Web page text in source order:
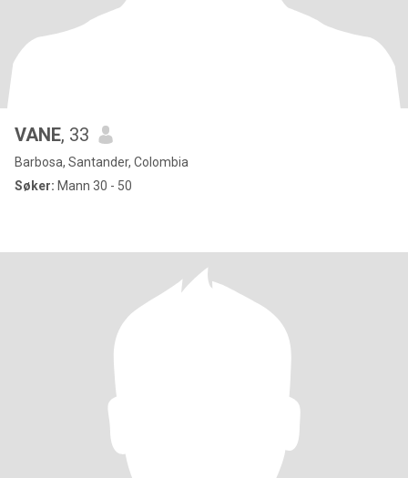
VANE, 33
Barbosa, Santander, Colombia
Søker: Mann 30 - 50